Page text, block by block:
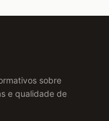
sobre
e qualidade de